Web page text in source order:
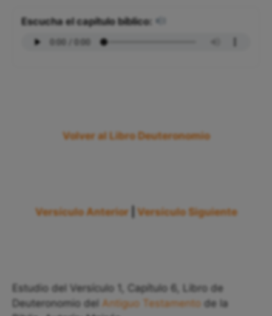
Escucha el capítulo bíblico:
Volver al Libro Deuteronomio
Versículo Anterior Versículo Siguiente
Estudio del Versículo 1, Capítulo 6, Libro de
Deuteronomio del Antiguo Testamento de la